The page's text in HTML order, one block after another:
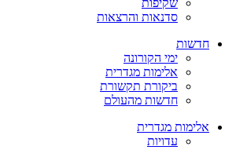
שקיפות
סדנאות והרצאות
חדשות
ימי הקורונה
אלימות מגדרית
ביקורת תקשורת
חדשות מהעולם
אלימות מגדרית
עדויות